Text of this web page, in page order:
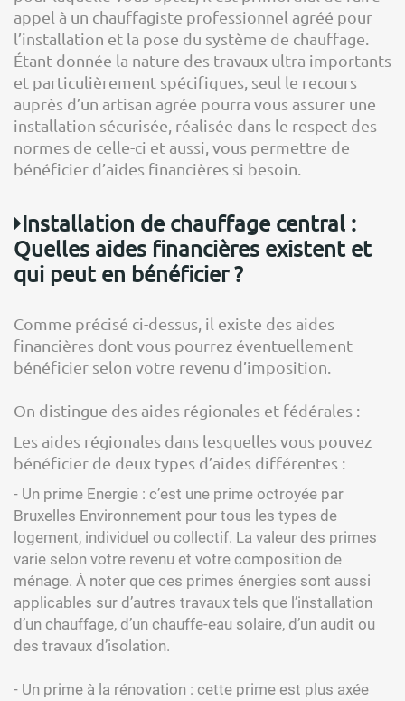
appel à un chauffagiste professionnel agréé pour
l’installation et la pose du système de chauffage.
Étant donnée la nature des travaux ultra importants
et particulièrement spécifiques, seul le recours
auprès d’un artisan agrée pourra vous assurer une
installation sécurisée, réalisée dans le respect des
normes de celle-ci et aussi, vous permettre de
bénéficier d’aides financières si besoin.
Installation de chauffage central :
Quelles aides financières existent et
qui peut en bénéficier ?
Comme précisé ci-dessus, il existe des aides
financières dont vous pourrez éventuellement
bénéficier selon votre revenu d’imposition.
On distingue des aides régionales et fédérales :
Les aides régionales dans lesquelles vous pouvez
bénéficier de deux types d’aides différentes :
- Un prime Energie : c’est une prime octroyée par
Bruxelles Environnement pour tous les types de
logement, individuel ou collectif. La valeur des primes
varie selon votre revenu et votre composition de
ménage. À noter que ces primes énergies sont aussi
applicables sur d’autres travaux tels que l’installation
d’un chauffage, d’un chauffe-eau solaire, d’un audit ou
des travaux d’isolation.
- Un prime à la rénovation : cette prime est plus axée